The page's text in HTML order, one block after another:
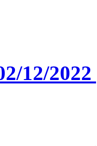
12/2022